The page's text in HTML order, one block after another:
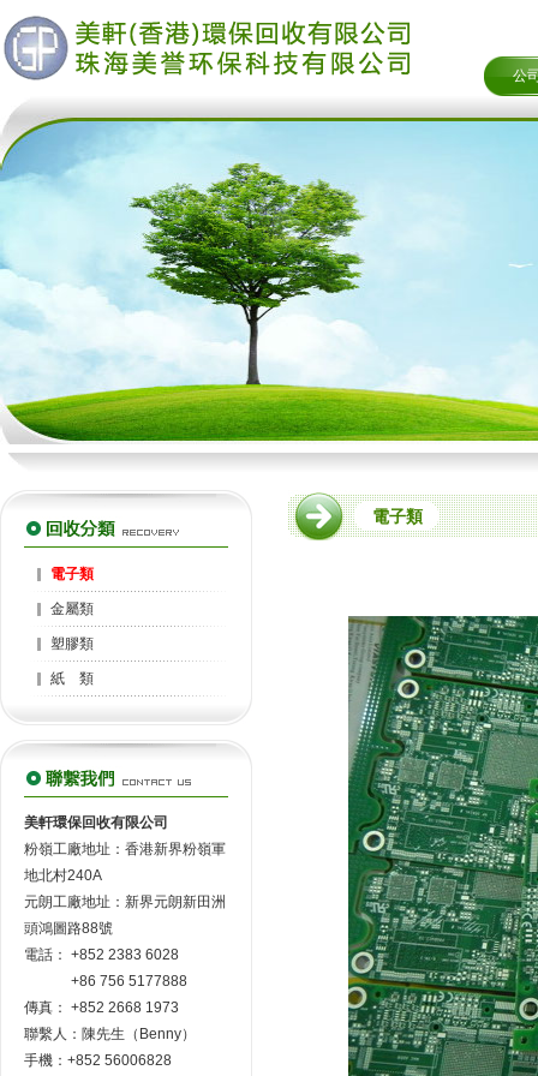
公
電子類
金屬類
塑膠類
紙 類
美軒環保回收有限公司
粉嶺工廠地址：香港新界粉嶺軍
地北村240A
元朗工廠地址：新界元朗新田洲
頭鴻圖路88號
電話： +852 2383 6028
+86 756 5177888
傳真： +852 2668 1973
聯繫人：陳先生（Benny）
手機：+852 56006828
電子類